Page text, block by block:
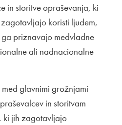
in storitve opraševanja, ki
koristi ljudem,
priznavajo medvladne
ali nadnacionalne
glavnimi grožnjami
in storitvam
jih zagotavljajo